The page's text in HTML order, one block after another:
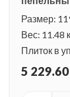
Размер:
Вес: 11.48
Плиток в
5